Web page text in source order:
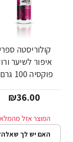
קולוריסטה
איפור לשיער
פוקסיה
PARIS
₪36.00
האם יש לך